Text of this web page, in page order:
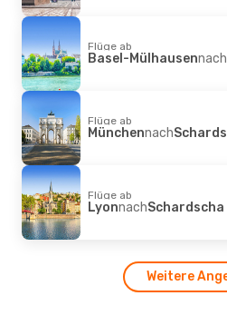
Flüge ab
Basel-Mülhausennach
Flüge ab
Münchennach
Flüge ab
LyonnachSchardscha
Weitere